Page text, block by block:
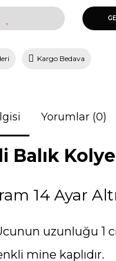
Kargo Bedava
Yorumlar (0)
Balık
14 Ayar
uzunluğu 1
mine kaplıdır.